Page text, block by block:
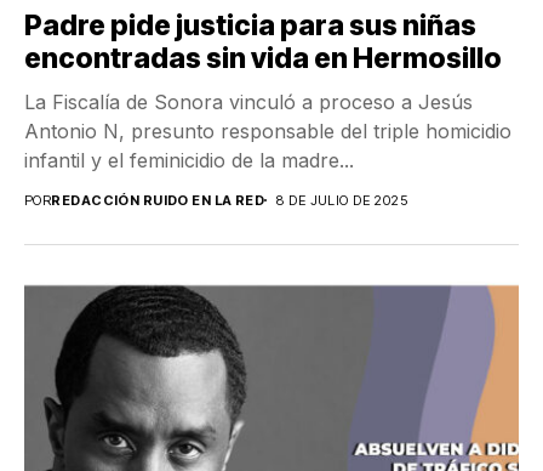
Padre pide justicia para sus niñas
encontradas sin vida en Hermosillo
La Fiscalía de Sonora vinculó a proceso a Jesús
Antonio N, presunto responsable del triple homicidio
infantil y el feminicidio de la madre...
PORREDACCIÓN RUIDO EN LA RED 8 DE JULIO DE 2025